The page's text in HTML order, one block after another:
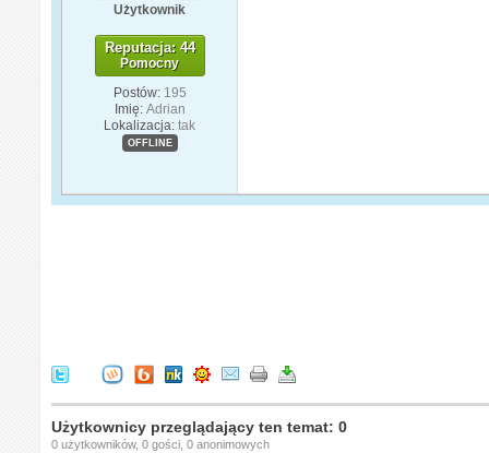
Użytkownik
Reputacja: 44
Pomocny
Postów: 195
Imię: Adrian
Lokalizacja: tak
OFFLINE
Użytkownicy przeglądający ten temat: 0
0 użytkowników, 0 gości, 0 anonimowych